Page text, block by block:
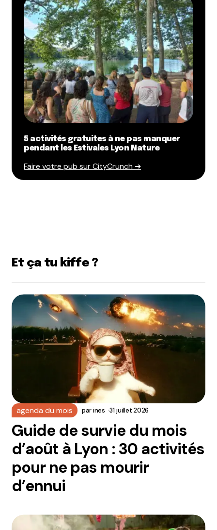
5 activités gratuites à ne pas manquer
pendant les Estivales Lyon Nature
Faire votre pub sur CityCrunch ➔
Et ça tu kiffe ?
agenda du mois parines 31 juillet 2026
Guide de survie du mois
d’août à Lyon : 30 activités
pour ne pas mourir
d’ennui